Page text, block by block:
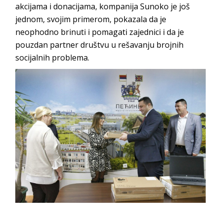
akcijama i donacijama, kompanija Sunoko je još
jednom, svojim primerom, pokazala da je
neophodno brinuti i pomagati zajednici i da je
pouzdan partner društvu u rešavanju brojnih
socijalnih problema.